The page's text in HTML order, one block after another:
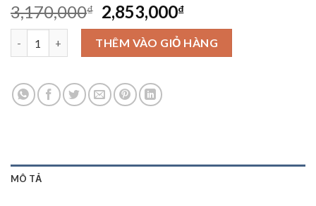
3,170,000₫ Original
price
was:
3,170,000₫.
2,853,000₫Current
price
is:
2,853,000₫.
Đồng hồ Seiko SNX809K1 số lượng
THÊM VÀO GIỎ HÀNG
MÔ TẢ